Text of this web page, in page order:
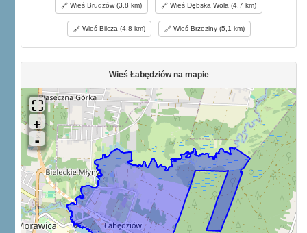
Wieś Brudzów (3,8 km) Wieś Dębska Wola (4,7 km)
Wieś Bilcza (4,8 km) Wieś Brzeziny (5,1 km)
Wieś Łabędziów na mapie